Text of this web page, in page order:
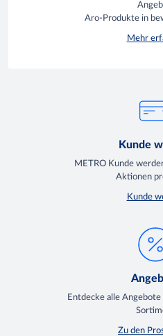
Aro-Produkte in
Mehr
Kunde
METRO Kunde
Aktionen
Kunde
Entdecke alle
Zu den